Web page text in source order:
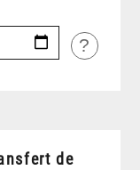
?
de